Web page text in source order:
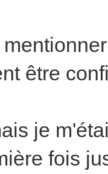
être
je
fois